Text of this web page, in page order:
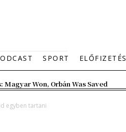
SPORT ELŐFIZETÉS
Magyar Won, Orbán Was Saved
egyben tartani